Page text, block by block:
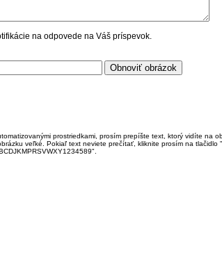
na odpovede na Váš príspevok.
prostriedkami, prosím prepíšte text, ktorý vidíte na
veľké. Pokiaľ text neviete prečítať, kliknite prosím na tlačidlo